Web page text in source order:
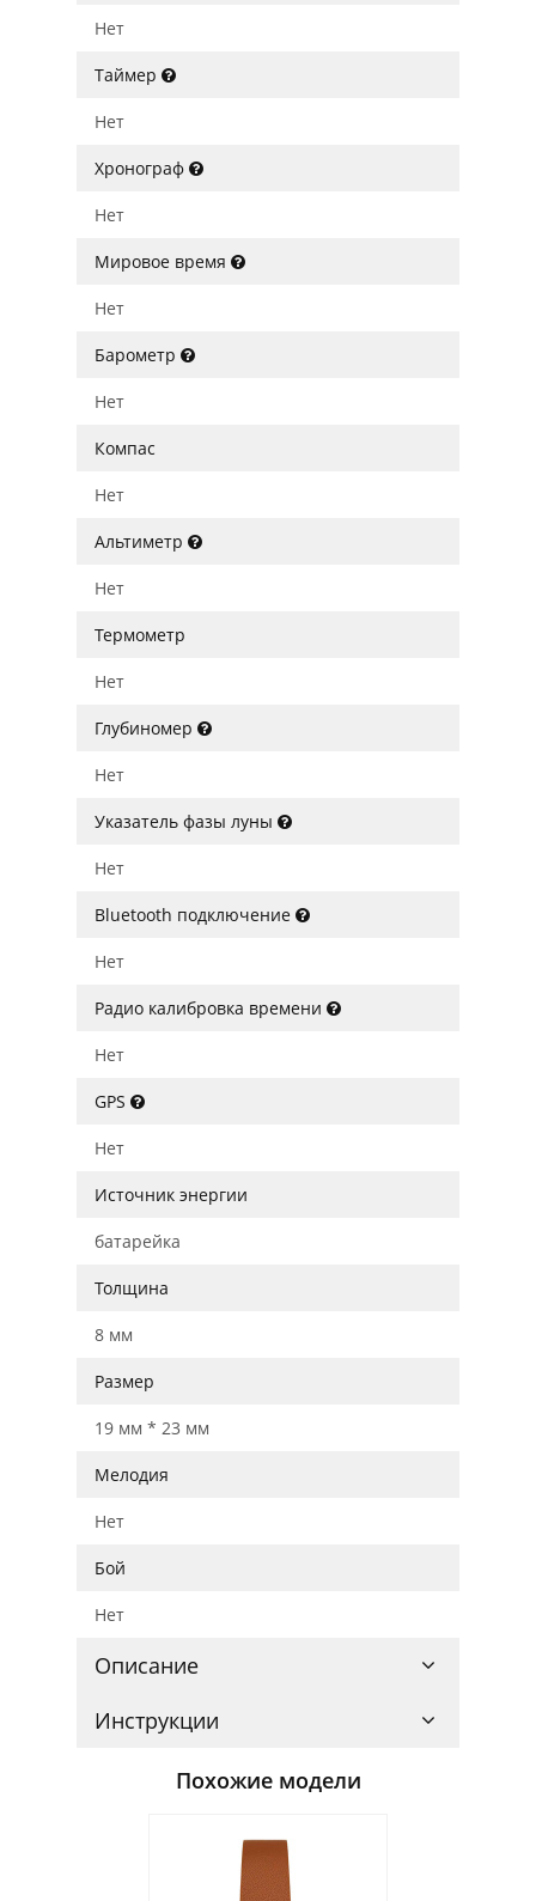
Нет
Таймер
Нет
Хронограф
Нет
Мировое время
Нет
Барометр
Нет
Компас
Нет
Альтиметр
Нет
Термометр
Нет
Глубиномер
Нет
Указатель фазы луны
Нет
Bluetooth подключение
Нет
Радио калибровка времени
Нет
GPS
Нет
Источник энергии
батарейка
Толщина
8 мм
Размер
19 мм * 23 мм
Мелодия
Нет
Бой
Нет
Описание
Инструкции
Похожие модели